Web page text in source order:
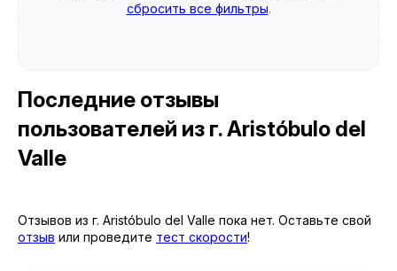
сбросить все фильтры.
Последние отзывы
пользователей из г. Aristóbulo del
Valle
Отзывов из г. Aristóbulo del Valle пока нет. Оставьте свой
отзыв или проведите тест скорости!